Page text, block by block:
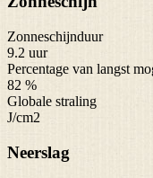
Zonneschijnduur
9.2 uur
Percentage van langst
82 %
Globale straling
J/cm2
Neerslag